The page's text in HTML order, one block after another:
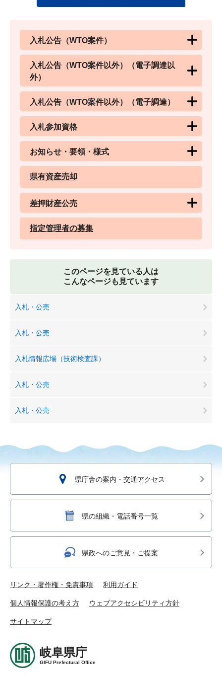
入札公告（WTO案件）
入札公告（WTO案件以外）（電子調達以
外）
入札公告（WTO案件以外）（電子調達）
入札参加資格
お知らせ・要領・様式
県有資産売却
差押財産公売
指定管理者の募集
このページを見ている人は
こんなページも見ています
入札・公売
入札・公売
入札情報広場（技術検査課）
入札・公売
入札・公売
県庁舎の案内・交通アクセス
県の組織・電話番号一覧
県政へのご意見・ご提案
リンク・著作権・免責事項 利用ガイド
個人情報保護の考え方 ウェブアクセシビリティ方針
サイトマップ
岐阜県庁
GIFU Prefectural Office